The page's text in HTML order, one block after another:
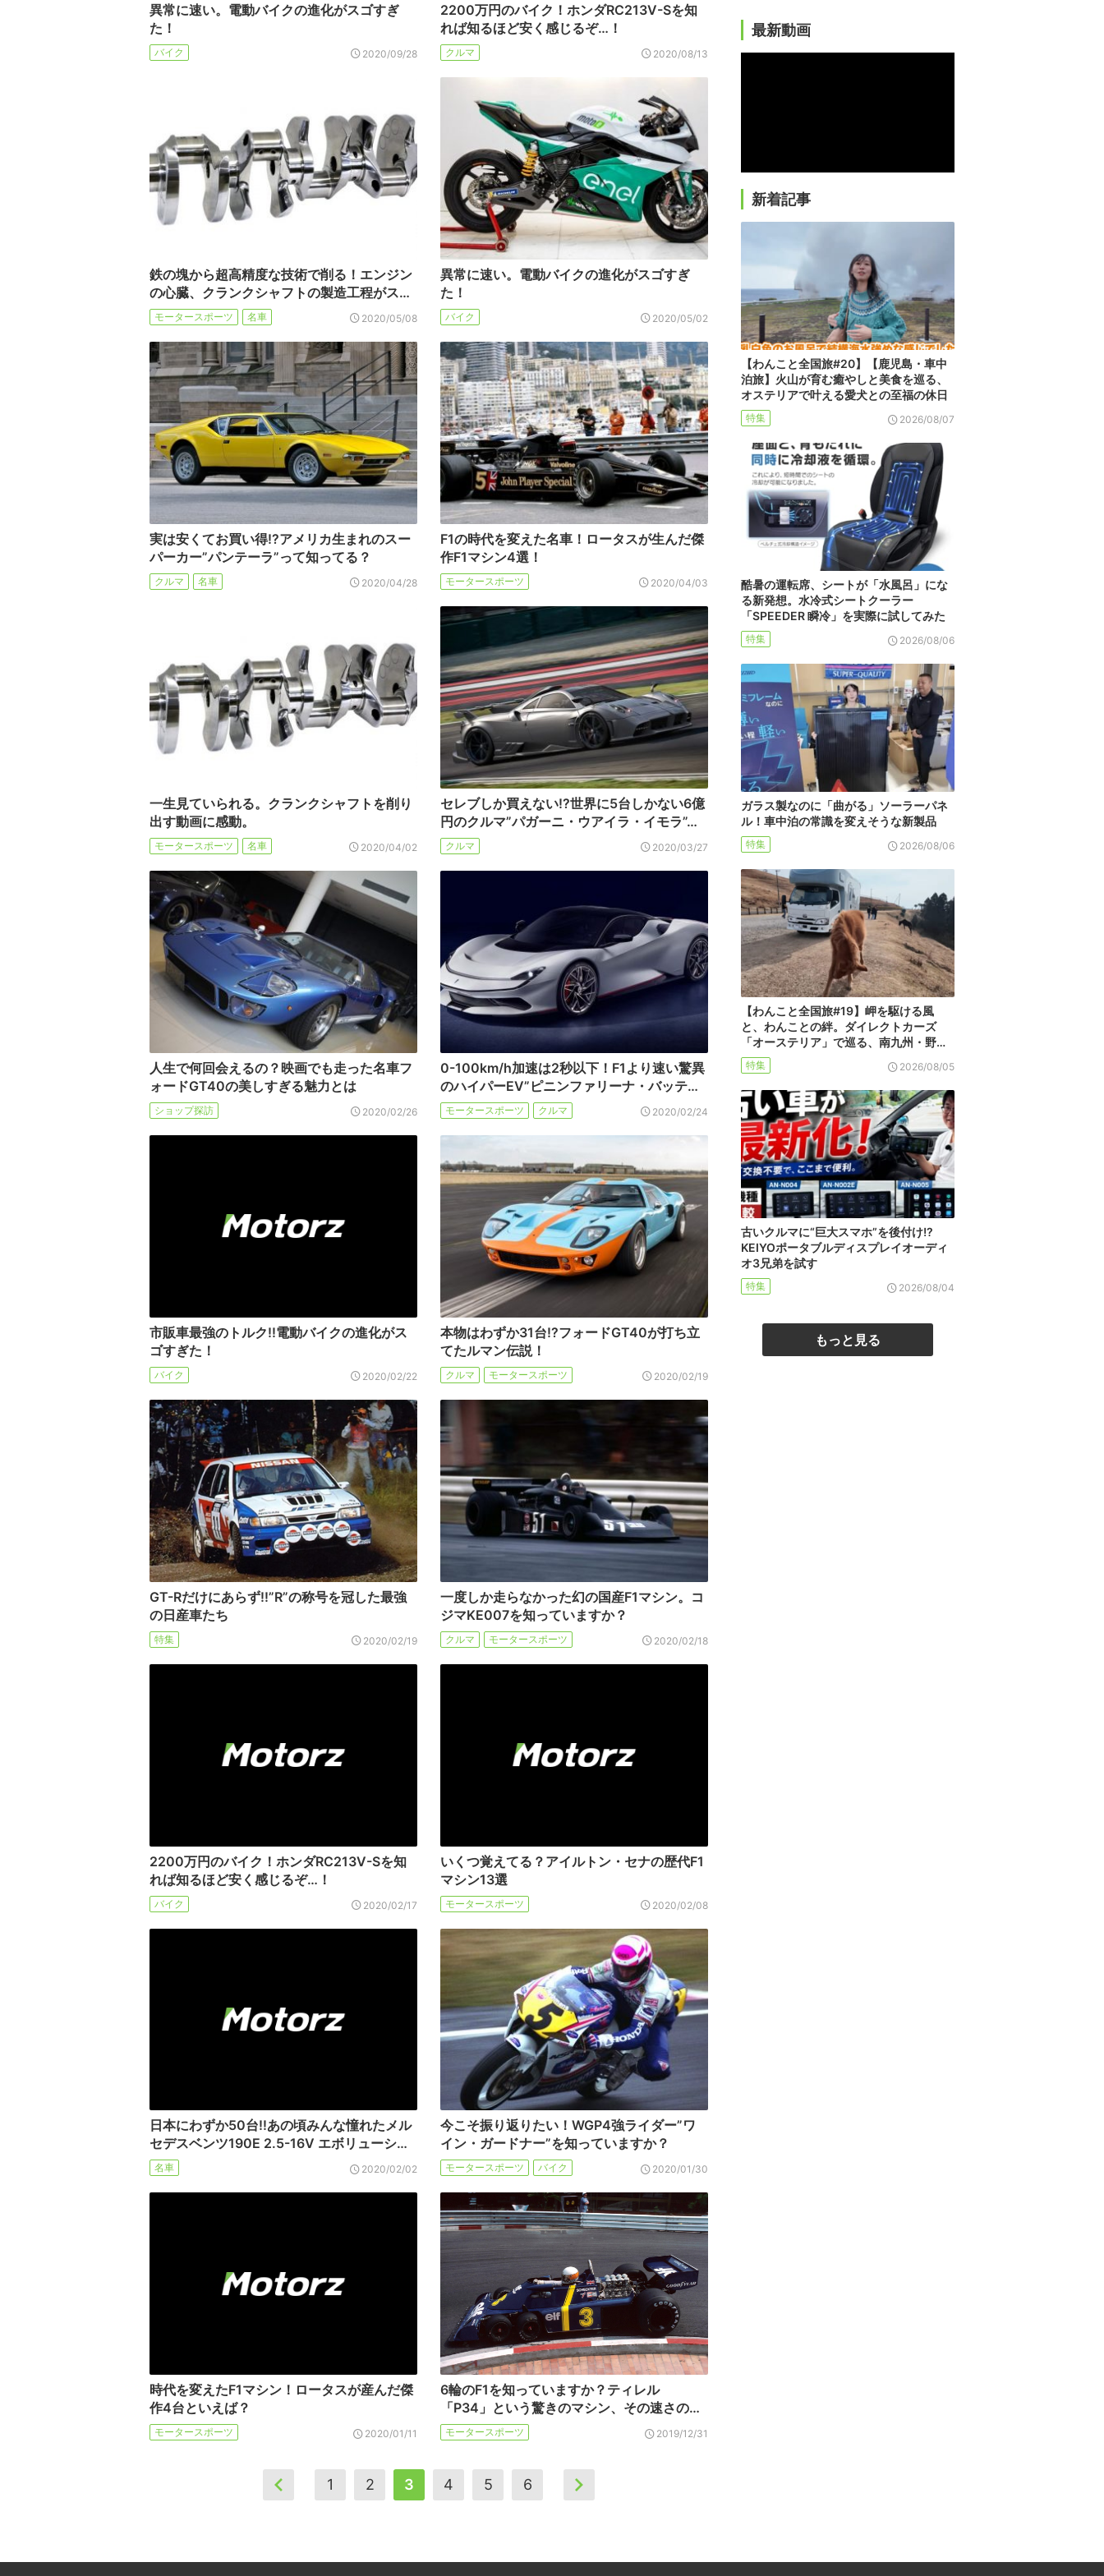
異常に速い。電動バイクの進化がスゴすぎ
た！
バイク 2020/09/28
2200万円のバイク！ホンダRC213V-Sを知
れば知るほど安く感じるぞ…！
クルマ 2020/08/13
鉄の塊から超高精度な技術で削る！エンジン
の心臓、クランクシャフトの製造工程がス…
モータースポーツ 名車 2020/05/08
異常に速い。電動バイクの進化がスゴすぎ
た！
バイク 2020/05/02
実は安くてお買い得!?アメリカ生まれのスー
パーカー”パンテーラ”って知ってる？
クルマ 名車 2020/04/28
F1の時代を変えた名車！ロータスが生んだ傑
作F1マシン4選！
モータースポーツ 2020/04/03
一生見ていられる。クランクシャフトを削り
出す動画に感動。
モータースポーツ 名車 2020/04/02
セレブしか買えない!?世界に5台しかない6億
円のクルマ”パガーニ・ウアイラ・イモラ”…
クルマ 2020/03/27
人生で何回会えるの？映画でも走った名車フ
ォードGT40の美しすぎる魅力とは
ショップ探訪 2020/02/26
0-100km/h加速は2秒以下！F1より速い驚異
のハイパーEV”ピニンファリーナ・バッテ…
モータースポーツ クルマ 2020/02/24
市販車最強のトルク!!電動バイクの進化がス
ゴすぎた！
バイク 2020/02/22
本物はわずか31台!?フォードGT40が打ち立
てたルマン伝説！
クルマ モータースポーツ 2020/02/19
GT-Rだけにあらず!!”R”の称号を冠した最強
の日産車たち
特集 2020/02/19
一度しか走らなかった幻の国産F1マシン。コ
ジマKE007を知っていますか？
クルマ モータースポーツ 2020/02/18
2200万円のバイク！ホンダRC213V-Sを知
れば知るほど安く感じるぞ…！
バイク 2020/02/17
いくつ覚えてる？アイルトン・セナの歴代F1
マシン13選
モータースポーツ 2020/02/08
日本にわずか50台!!あの頃みんな憧れたメル
セデスベンツ190E 2.5-16V エボリューシ…
名車 2020/02/02
今こそ振り返りたい！WGP4強ライダー”ワ
イン・ガードナー”を知っていますか？
モータースポーツ バイク 2020/01/30
時代を変えたF1マシン！ロータスが産んだ傑
作4台といえば？
モータースポーツ 2020/01/11
6輪のF1を知っていますか？ティレル
「P34」という驚きのマシン、その速さの…
モータースポーツ 2019/12/31
1 2 3 4 5 6
最新動画
新着記事
【わんこと全国旅#20】【鹿児島・車中
泊旅】火山が育む癒やしと美食を巡る、
オステリアで叶える愛犬との至福の休日
特集 2026/08/07
酷暑の運転席、シートが「水風呂」にな
る新発想。水冷式シートクーラー
「SPEEDER 瞬冷」を実際に試してみた
特集 2026/08/06
ガラス製なのに「曲がる」ソーラーパネ
ル！車中泊の常識を変えそうな新製品
特集 2026/08/06
【わんこと全国旅#19】岬を駆ける風
と、わんことの絆。ダイレクトカーズ
「オーステリア」で巡る、南九州・野…
特集 2026/08/05
古いクルマに“巨大スマホ”を後付け!?
KEIYOポータブルディスプレイオーディ
オ3兄弟を試す
特集 2026/08/04
もっと見る